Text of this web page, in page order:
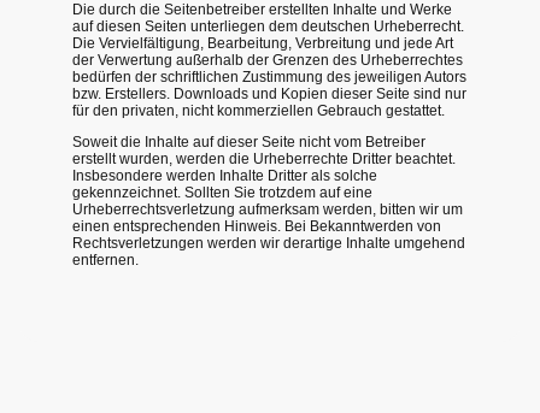
Die durch die Seitenbetreiber erstellten Inhalte und Werke
auf diesen Seiten unterliegen dem deutschen Urheberrecht.
Die Vervielfältigung, Bearbeitung, Verbreitung und jede Art
der Verwertung außerhalb der Grenzen des Urheberrechtes
bedürfen der schriftlichen Zustimmung des jeweiligen Autors
bzw. Erstellers. Downloads und Kopien dieser Seite sind nur
für den privaten, nicht kommerziellen Gebrauch gestattet.
Soweit die Inhalte auf dieser Seite nicht vom Betreiber
erstellt wurden, werden die Urheberrechte Dritter beachtet.
Insbesondere werden Inhalte Dritter als solche
gekennzeichnet. Sollten Sie trotzdem auf eine
Urheberrechtsverletzung aufmerksam werden, bitten wir um
einen entsprechenden Hinweis. Bei Bekanntwerden von
Rechtsverletzungen werden wir derartige Inhalte umgehend
entfernen.